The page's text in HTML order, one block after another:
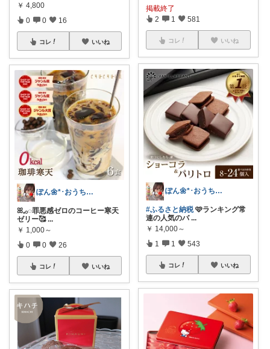
￥ 4,800
0 0 16
コレ いいね
ぽん🌼*･おうちカフェꕤ︎︎·͜·☕
ꕤ𓈒𓂂◌罪悪感ゼロのコーヒー寒天
ゼリー🥰...
￥ 1,000～
0 0 26
コレ いいね
掲載終了
2 1 581
コレ いいね
ぽん🌼*･おうちカフェꕤ︎︎·͜·☕
#ふるさと納税🩷ランキング常
連の人気のバ ...
￥ 14,000～
1 1 543
コレ いいね